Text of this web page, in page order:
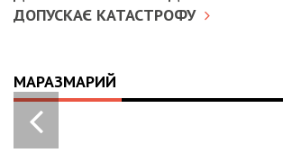
ДОПУСКАЄ КАТАСТРОФУ
МАРАЗМАРИЙ